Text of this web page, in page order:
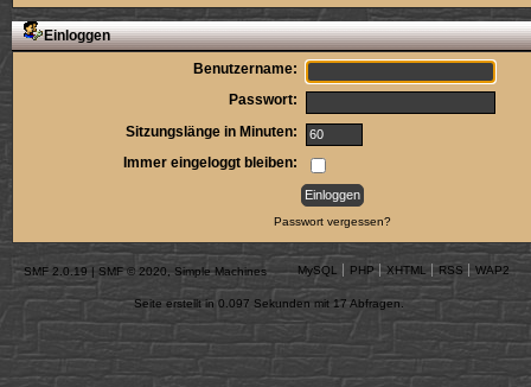
Einloggen
Benutzername:
Passwort:
Sitzungslänge in Minuten:
Immer eingeloggt bleiben:
Passwort vergessen?
SMF 2.0.19 | SMF © 2020 ,Simple Machines MySQL PHP XHTML RSS WAP2
Seite erstellt in 0.097 Sekunden mit 17 Abfragen.